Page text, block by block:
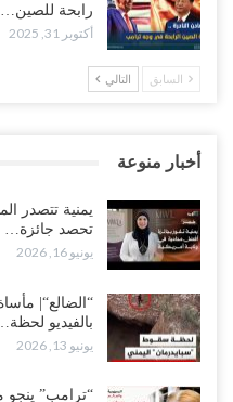
رابحة للصين…
أكتوبر 31, 2025
السابق التالي
أخبار منوعة
يمنية تتصدر
تحصد جائزة…
يونيو 16, 2026
“الضالع“|
بالفيديو لحظة…
يونيو 13, 2026
“ترامب” ينجو